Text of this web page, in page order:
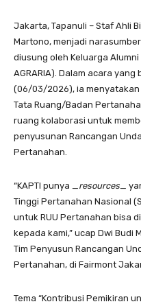
Jakarta, Tapanuli – Staf Ahli
Martono, menjadi
diusung oleh Keluarga Alumni
AGRARIA). Dalam acara
(06/03/2026), ia
Tata Ruang/Badan
ruang kolaborasi untuk
penyusunan Rancangan
Pertanahan.
“KAPTI punya _ resources _
Tinggi Pertanahan Nasional
untuk RUU Pertanahan bisa
kepada kami,” ucap Dwi Budi
Tim Penyusun Rancangan
Pertanahan, di Fairmont
Tema “Kontribusi Pemikiran